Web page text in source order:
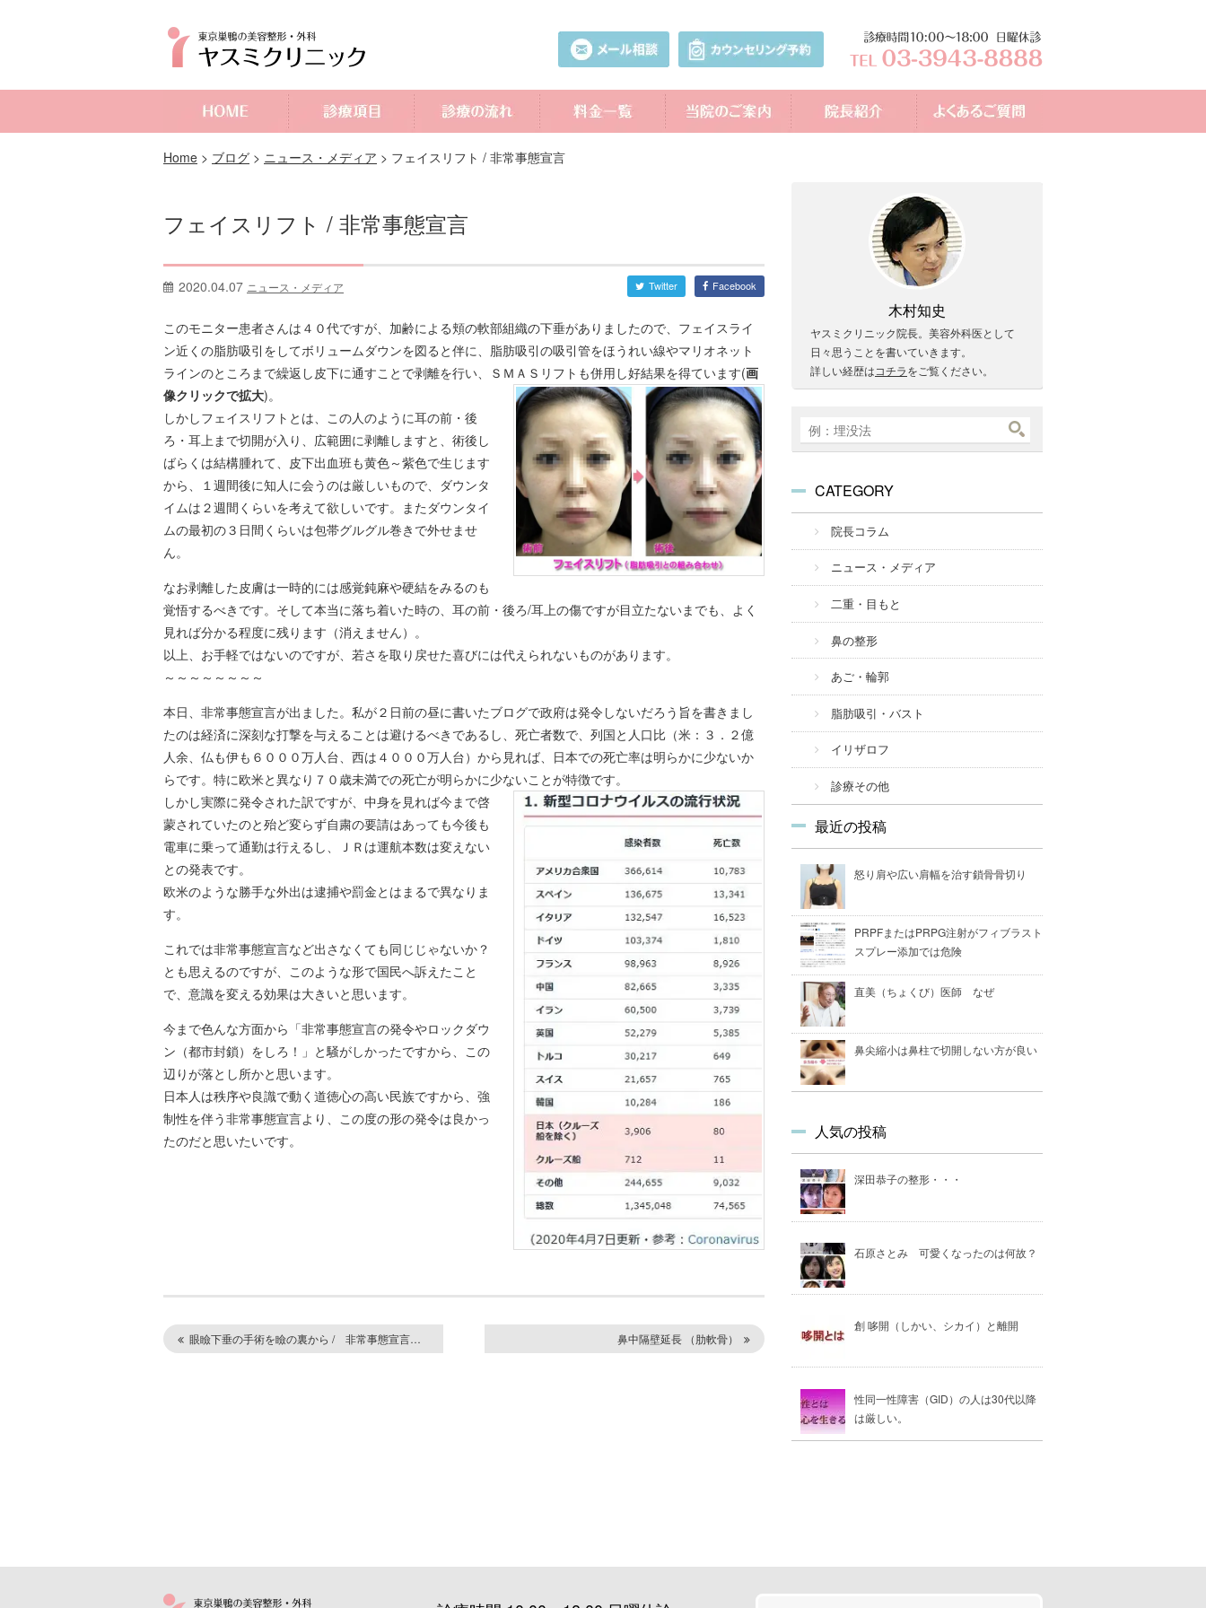
Home > ブログ > ニュース・メディア > フェイスリフト / 非常事態宣言
フェイスリフト / 非常事態宣言
2020.04.07 ニュース・メディア Twitter Facebook
このモニター患者さんは４０代ですが、加齢による頬の軟部組織の下垂がありましたので、フェイスライ
ン近くの脂肪吸引をしてボリュームダウンを図ると伴に、脂肪吸引の吸引管をほうれい線やマリオネット
ラインのところまで繰返し皮下に通すことで剥離を行い、ＳＭＡＳリフトも併用し好結果を得ています(画
像クリックで拡大)。
しかしフェイスリフトとは、この人のように耳の前・後
ろ・耳上まで切開が入り、広範囲に剥離しますと、術後し
ばらくは結構腫れて、皮下出血班も黄色～紫色で生じます
から、１週間後に知人に会うのは厳しいもので、ダウンタ
イムは２週間くらいを考えて欲しいです。またダウンタイ
ムの最初の３日間くらいは包帯グルグル巻きで外せませ
ん。
なお剥離した皮膚は一時的には感覚鈍麻や硬結をみるのも
覚悟するべきです。そして本当に落ち着いた時の、耳の前・後ろ/耳上の傷ですが目立たないまでも、よく
見れば分かる程度に残ります（消えません）。
以上、お手軽ではないのですが、若さを取り戻せた喜びには代えられないものがあります。
～～～～～～～～
本日、非常事態宣言が出ました。私が２日前の昼に書いたブログで政府は発令しないだろう旨を書きまし
たのは経済に深刻な打撃を与えることは避けるべきであるし、死亡者数で、列国と人口比（米：３．２億
人余、仏も伊も６０００万人台、西は４０００万人台）から見れば、日本での死亡率は明らかに少ないか
らです。特に欧米と異なり７０歳未満での死亡が明らかに少ないことが特徴です。
しかし実際に発令された訳ですが、中身を見れば今まで啓
蒙されていたのと殆ど変らず自粛の要請はあっても今後も
電車に乗って通勤は行えるし、ＪＲは運航本数は変えない
との発表です。
欧米のような勝手な外出は逮捕や罰金とはまるで異なりま
す。
これでは非常事態宣言など出さなくても同じじゃないか？
とも思えるのですが、このような形で国民へ訴えたこと
で、意識を変える効果は大きいと思います。
今まで色んな方面から「非常事態宣言の発令やロックダウ
ン（都市封鎖）をしろ！」と騒がしかったですから、この
辺りが落とし所かと思います。
日本人は秩序や良識で動く道徳心の高い民族ですから、強
制性を伴う非常事態宣言より、この度の形の発令は良かっ
たのだと思いたいです。
眼瞼下垂の手術を瞼の裏から / 非常事態宣言… 鼻中隔壁延長 （肋軟骨）
木村知史
ヤスミクリニック院長。美容外科医として
日々思うことを書いていきます。
詳しい経歴はコチラをご覧ください。
CATEGORY
院長コラム
ニュース・メディア
二重・目もと
鼻の整形
あご・輪郭
脂肪吸引・バスト
イリザロフ
診療その他
最近の投稿
怒り肩や広い肩幅を治す鎖骨骨切り
PRPFまたはPRPG注射がフィブラスト
スプレー添加では危険
直美（ちょくび）医師 なぜ
鼻尖縮小は鼻柱で切開しない方が良い
人気の投稿
深田恭子の整形・・・
石原さとみ 可愛くなったのは何故？
創 哆開（しかい、シカイ）と離開
性同一性障害（GID）の人は30代以降
は厳しい。